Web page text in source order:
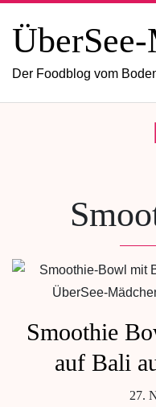
Der Foodblog vom
Smoothie
auf Bali
27.